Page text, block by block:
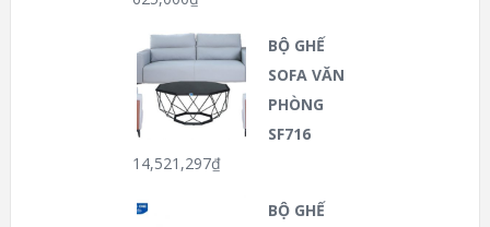
BỘ GHẾ
SOFA VĂN
PHÒNG
SF716
14,521,297₫
BỘ GHẾ